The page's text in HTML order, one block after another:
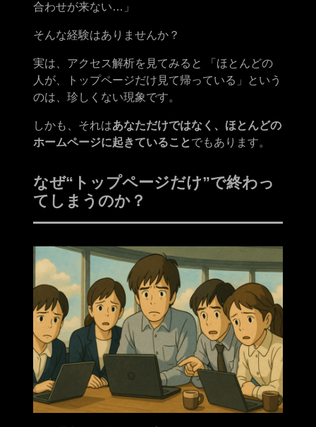
合わせが来ない…」
そんな経験はありませんか？
実は、アクセス解析を見てみると 「ほとんどの
人が、トップページだけ見て帰っている」という
のは、珍しくない現象です。
しかも、それはあなただけではなく、ほとんどの
ホームページに起きていることでもあります。
なぜ“トップページだけ”で終わっ
てしまうのか？